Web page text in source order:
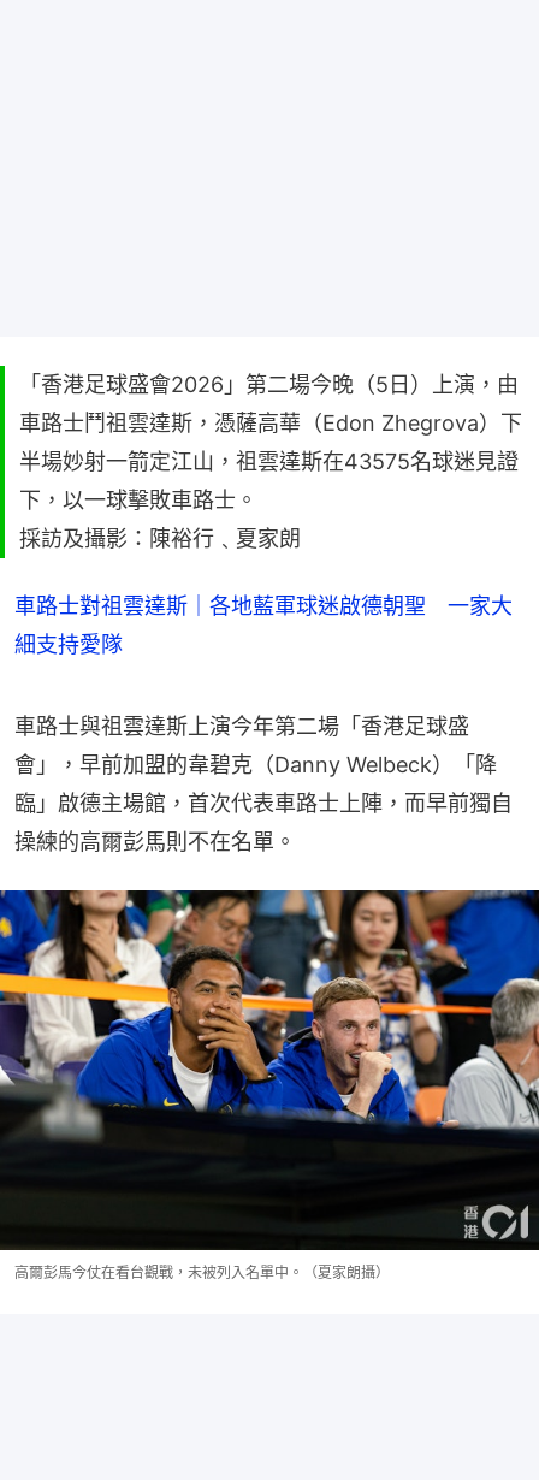
「香港足球盛會2026」第二場今晚（5日）上演，由
車路士鬥祖雲達斯，憑薩高華（Edon Zhegrova）下
半場妙射一箭定江山，祖雲達斯在43575名球迷見證
下，以一球擊敗車路士。
採訪及攝影：陳裕行﹑夏家朗
車路士對祖雲達斯｜各地藍軍球迷啟德朝聖 一家大
細支持愛隊
車路士與祖雲達斯上演今年第二場「香港足球盛
會」，早前加盟的韋碧克（Danny Welbeck）「降
臨」啟德主場館，首次代表車路士上陣，而早前獨自
操練的高爾彭馬則不在名單。
高爾彭馬今仗在看台觀戰，未被列入名單中。（夏家朗攝）